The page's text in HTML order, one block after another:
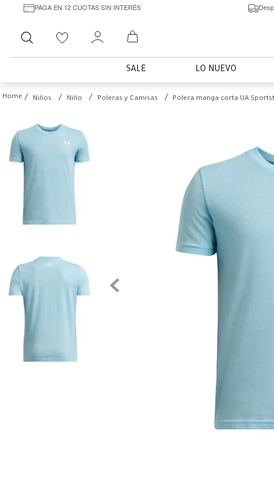
PAGA EN 12 CUOTAS SIN INTERÉS
Buscar
SALE LO NUEVO
Niños Niño Poleras y Camisas Polera manga corta UA